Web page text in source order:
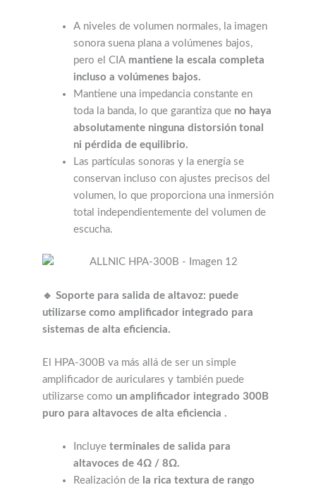
A niveles de volumen normales, la imagen
sonora suena plana a volúmenes bajos,
pero el CIA mantiene la escala completa
incluso a volúmenes bajos.
Mantiene una impedancia constante en
toda la banda, lo que garantiza que no haya
absolutamente ninguna distorsión tonal
ni pérdida de equilibrio.
Las partículas sonoras y la energía se
conservan incluso con ajustes precisos del
volumen, lo que proporciona una inmersión
total independientemente del volumen de
escucha.
🔹 Soporte para salida de altavoz: puede
utilizarse como amplificador integrado para
sistemas de alta eficiencia.
El HPA-300B va más allá de ser un simple
amplificador de auriculares y también puede
utilizarse como un amplificador integrado 300B
puro para altavoces de alta eficiencia .
Incluye terminales de salida para
altavoces de 4Ω / 8Ω.
Realización de la rica textura de rango